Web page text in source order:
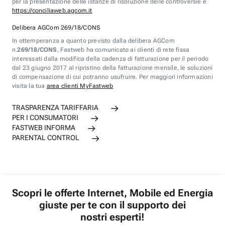
per la presentazione delle istanze di risoluzione delle controversie è
https://conciliaweb.agcom.it
Delibera AGCom 269/18/CONS
In ottemperanza a quanto previsto dalla delibera AGCom
n.269/18/CONS , Fastweb ha comunicato ai clienti di rete fissa
interessati dalla modifica della cadenza di fatturazione per il periodo
dal 23 giugno 2017 al ripristino della fatturazione mensile, le soluzioni
di compensazione di cui potranno usufruire. Per maggiori informazioni
visita la tua area clienti MyFastweb
TRASPARENZA TARIFFARIA
PER I CONSUMATORI
FASTWEB INFORMA
PARENTAL CONTROL
Scopri le offerte Internet, Mobile ed Energia
giuste per te con il supporto dei
nostri esperti!